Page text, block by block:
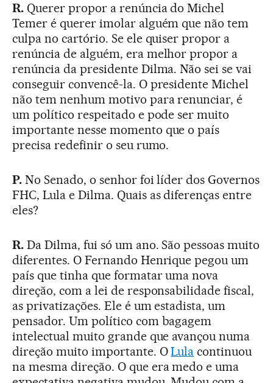
R.Querer propor a renúncia do Michel
Temer é querer imolar alguém que não tem
culpa no cartório. Se ele quiser propor a
renúncia de alguém, era melhor propor a
renúncia da presidente Dilma. Não sei se vai
conseguir convencê-la. O presidente Michel
não tem nenhum motivo para renunciar, é
um político respeitado e pode ser muito
importante nesse momento que o país
precisa redefinir o seu rumo.
P. No Senado, o senhor foi líder dos Governos
FHC, Lula e Dilma. Quais as diferenças entre
eles?
R. Da Dilma, fui só um ano. São pessoas muito
diferentes. O Fernando Henrique pegou um
país que tinha que formatar uma nova
direção, com a lei de responsabilidade fiscal,
as privatizações. Ele é um estadista, um
pensador. Um político com bagagem
intelectual muito grande que avançou numa
direção muito importante. OLula continuou
na mesma direção. O que era medo e uma